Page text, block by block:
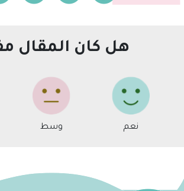
هل كان المقال
وسط نعم